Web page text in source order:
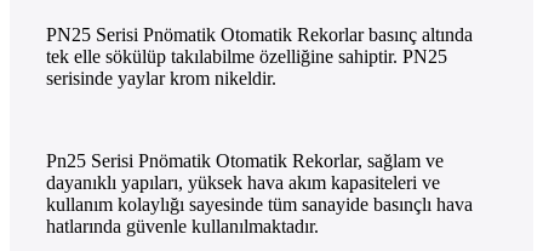
PN25 Serisi Pnömatik Otomatik Rekorlar basınç altında
tek elle sökülüp takılabilme özelliğine sahiptir. PN25
serisinde yaylar krom nikeldir.
Pn25 Serisi Pnömatik Otomatik Rekorlar, sağlam ve
dayanıklı yapıları, yüksek hava akım kapasiteleri ve
kullanım kolaylığı sayesinde tüm sanayide basınçlı hava
hatlarında güvenle kullanılmaktadır.